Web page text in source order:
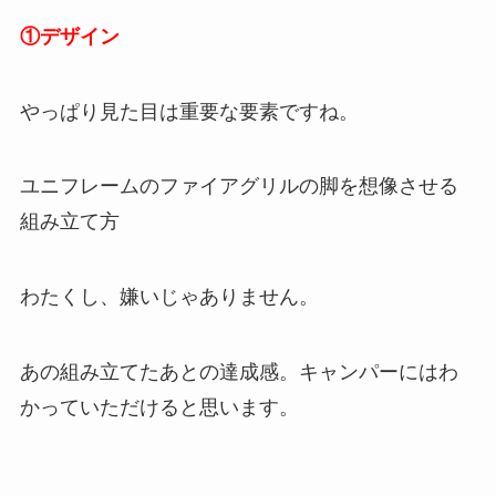
①デザイン
やっぱり見た目は重要な要素ですね。
ユニフレームのファイアグリルの脚を想像させる
組み立て方
わたくし、嫌いじゃありません。
あの組み立てたあとの達成感。キャンパーにはわ
かっていただけると思います。